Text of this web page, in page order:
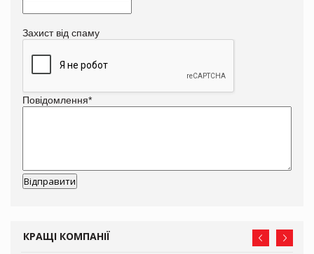
Захист від спаму
Повідомлення*
КРАЩІ КОМПАНІЇ